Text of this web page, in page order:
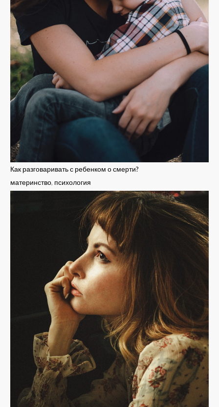
Как разговаривать с ребенком о смерти?
материнство, психология